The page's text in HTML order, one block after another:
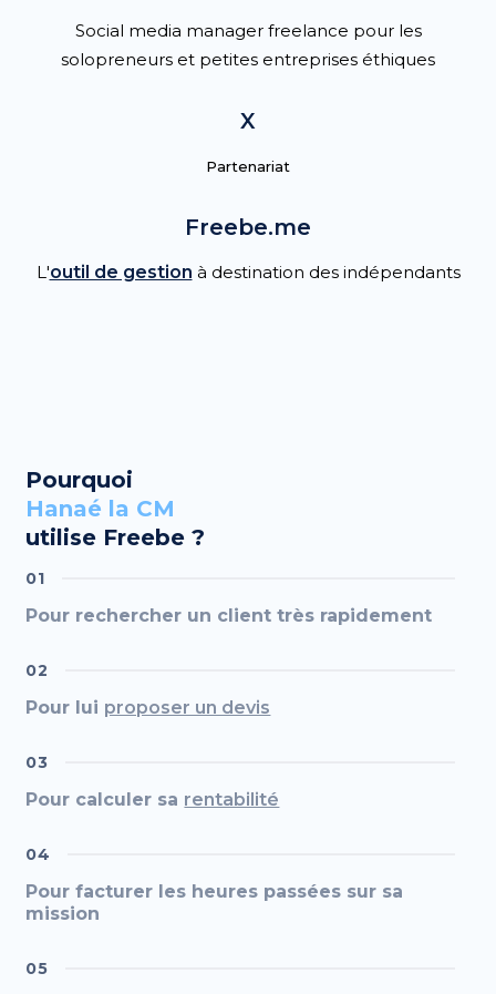
Social media manager freelance pour les
solopreneurs et petites entreprises éthiques
X
Partenariat
Freebe.me
L'outil de gestion à destination des indépendants
Pourquoi
Hanaé la CM
utilise Freebe ?
01
Pour rechercher un client très rapidement
02
Pour lui proposer un devis
03
Pour calculer sa rentabilité
04
Pour facturer les heures passées sur sa
mission
05